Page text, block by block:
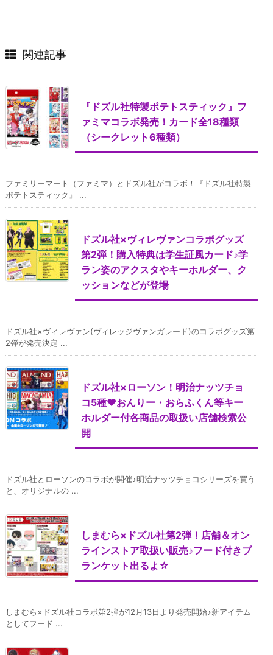
関連記事
『ドズル社特製ポテトスティック』フ
ァミマコラボ発売！カード全18種類
（シークレット6種類）
ファミリーマート（ファミマ）とドズル社がコラボ！『ドズル社特製
ポテトスティック』 ...
ドズル社×ヴィレヴァンコラボグッズ
第2弾！購入特典は学生証風カード♪学
ラン姿のアクスタやキーホルダー、ク
ッションなどが登場
ドズル社×ヴィレヴァン(ヴィレッジヴァンガレード)のコラボグッズ第
2弾が発売決定 ...
ドズル社×ローソン！明治ナッツチョ
コ5種♥おんりー・おらふくん等キー
ホルダー付各商品の取扱い店舗検索公
開
ドズル社とローソンのコラボが開催♪明治ナッツチョコシリーズを買う
と、オリジナルの ...
しまむら×ドズル社第2弾！店舗＆オン
ラインストア取扱い販売♪フード付きブ
ランケット出るよ☆
しまむら×ドズル社コラボ第2弾が12月13日より発売開始♪新アイテム
としてフード ...